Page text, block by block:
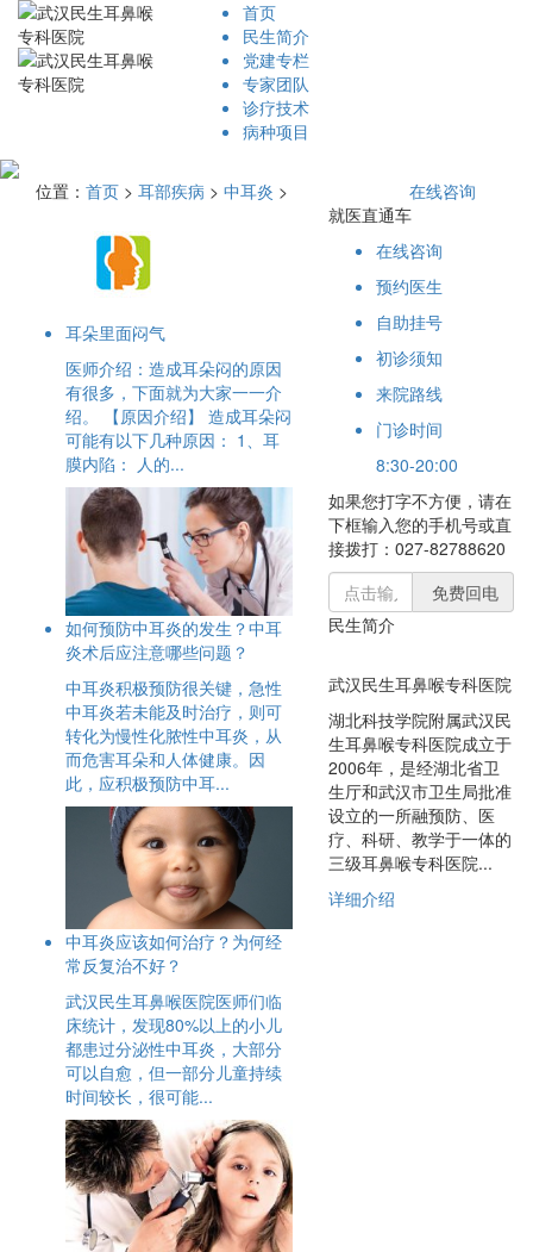
首页
民生简介
党建专栏
专家团队
诊疗技术
病种项目
位置： 首页 > 耳部疾病 > 中耳炎 > 在线咨询
耳朵里面闷气
医师介绍：造成耳朵闷的原因
有很多，下面就为大家一一介
绍。 【原因介绍】 造成耳朵闷
可能有以下几种原因： 1、耳
膜内陷： 人的...
如何预防中耳炎的发生？中耳
炎术后应注意哪些问题？
中耳炎积极预防很关键，急性
中耳炎若未能及时治疗，则可
转化为慢性化脓性中耳炎，从
而危害耳朵和人体健康。因
此，应积极预防中耳...
中耳炎应该如何治疗？为何经
常反复治不好？
武汉民生耳鼻喉医院医师们临
床统计，发现80%以上的小儿
都患过分泌性中耳炎，大部分
可以自愈，但一部分儿童持续
时间较长，很可能...
就医直通车
在线咨询
预约医生
自助挂号
初诊须知
来院路线
门诊时间
8:30-20:00
如果您打字不方便，请在
下框输入您的手机号或直
接拨打：027-82788620
免费回电
民生简介
武汉民生耳鼻喉专科医院
湖北科技学院附属武汉民
生耳鼻喉专科医院成立于
2006年，是经湖北省卫
生厅和武汉市卫生局批准
设立的一所融预防、医
疗、科研、教学于一体的
三级耳鼻喉专科医院...
详细介绍